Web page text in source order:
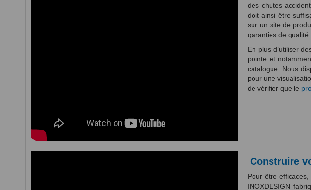
des chutes
doit ainsi être
sur un site de
garanties de qualité
En plus d’utiliser
pointe et
catalogue. Nous
pour une
de vérifier que le
Construire
Pour être
INOXDESIGN